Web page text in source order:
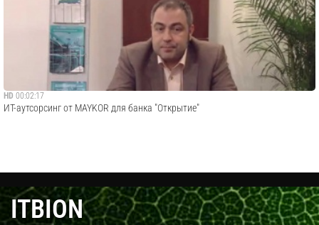
HD 00:02:17
ИТ-аутсорсинг от MAYKOR для банка "Открытие"
ITBION